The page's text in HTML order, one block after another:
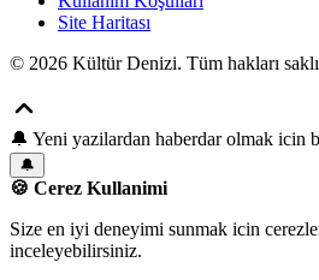
Site Haritası
© 2026 Kültür Denizi. Tüm hakları
🔔 Yeni yazilardan haberdar olmak icin
🔔
🍪 Cerez Kullanimi
Size en iyi deneyimi sunmak icin
inceleyebilirsiniz.